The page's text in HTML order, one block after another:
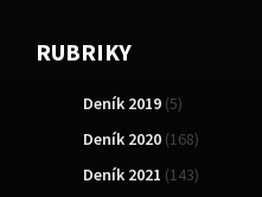
RUBRIKY
Deník 2019 (5)
Deník 2020 (168)
Deník 2021 (143)